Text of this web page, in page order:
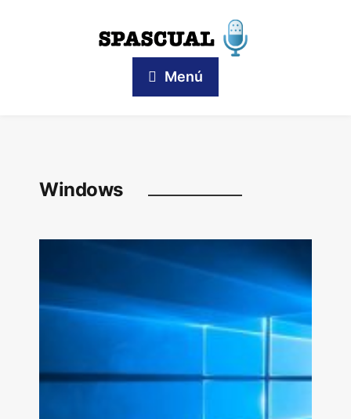
Menú
Windows